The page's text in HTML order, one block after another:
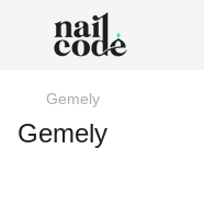
Gemely
Gemely